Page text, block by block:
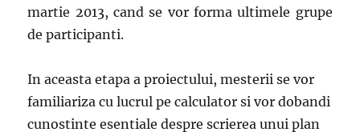
martie 2013, cand se vor forma ultimele grupe
de participanti.
In aceasta etapa a proiectului, mesterii se vor
familiariza cu lucrul pe calculator si vor dobandi
cunostinte esentiale despre scrierea unui plan